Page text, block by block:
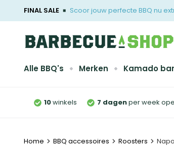
FINAL SALE Scoor jouw perfecte BBQ nu
Alle BBQ's Merken Kamado
10winkels 7 dagenper week
Home BBQ accessoires Roosters